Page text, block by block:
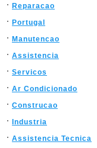
Reparacao
Portugal
Manutencao
Assistencia
Servicos
Ar Condicionado
Construcao
Industria
Assistencia Tecnica